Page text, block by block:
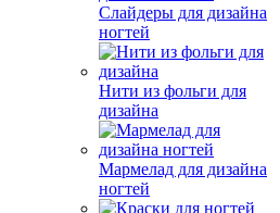
Слайдеры для дизайна
ногтей
Нити из фольги для
дизайна
Мармелад для дизайна
ногтей